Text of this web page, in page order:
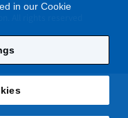
All rights reserved
in our Cookie